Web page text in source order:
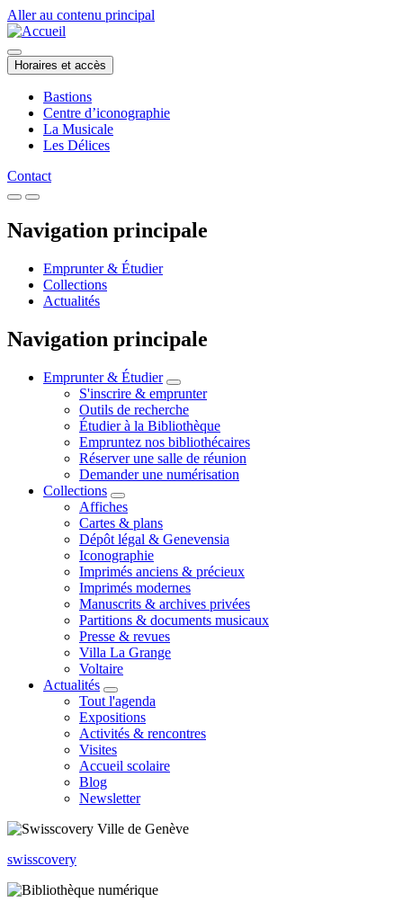
Aller au contenu principal
Horaires et accès
Bastions
Centre d’iconographie
La Musicale
Les Délices
Contact
Navigation principale
Emprunter & Étudier
Collections
Actualités
Navigation principale
Emprunter & Étudier
S'inscrire & emprunter
Outils de recherche
Étudier à la Bibliothèque
Empruntez nos bibliothécaires
Réserver une salle de réunion
Demander une numérisation
Collections
Affiches
Cartes & plans
Dépôt légal & Genevensia
Iconographie
Imprimés anciens & précieux
Imprimés modernes
Manuscrits & archives privées
Partitions & documents musicaux
Presse & revues
Villa La Grange
Voltaire
Actualités
Tout l'agenda
Expositions
Activités & rencontres
Visites
Accueil scolaire
Blog
Newsletter
swisscovery